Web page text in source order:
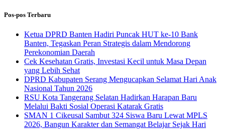
Pos-pos Terbaru
Ketua DPRD Banten Hadiri Puncak HUT ke-10 Bank
Banten, Tegaskan Peran Strategis dalam Mendorong
Perekonomian Daerah
Cek Kesehatan Gratis, Investasi Kecil untuk Masa Depan
yang Lebih Sehat
DPRD Kabupaten Serang Mengucapkan Selamat Hari Anak
Nasional Tahun 2026
RSU Kota Tangerang Selatan Hadirkan Harapan Baru
Melalui Bakti Sosial Operasi Katarak Gratis
SMAN 1 Cikeusal Sambut 324 Siswa Baru Lewat MPLS
2026, Bangun Karakter dan Semangat Belajar Sejak Hari